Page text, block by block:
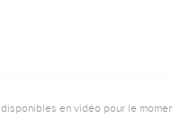
en vidéo pour le